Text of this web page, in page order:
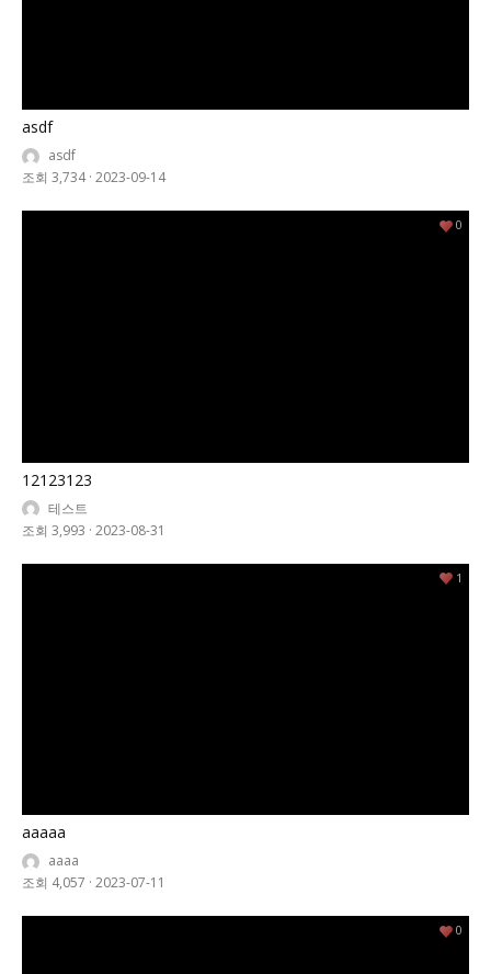
asdf
asdf
조회 3,734 · 2023-09-14
12123123
테스트
조회 3,993 · 2023-08-31
0
aaaaa
aaaa
조회 4,057 · 2023-07-11
1
0